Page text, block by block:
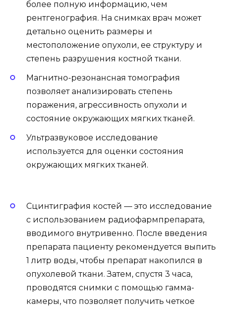
более полную информацию, чем
рентгенография. На снимках врач может
детально оценить размеры и
местоположение опухоли, ее структуру и
степень разрушения костной ткани.
Магнитно-резонансная томография
позволяет анализировать степень
поражения, агрессивность опухоли и
состояние окружающих мягких тканей.
Ультразвуковое исследование
используется для оценки состояния
окружающих мягких тканей.
Сцинтиграфия костей — это исследование
с использованием радиофармпрепарата,
вводимого внутривенно. После введения
препарата пациенту рекомендуется выпить
1 литр воды, чтобы препарат накопился в
опухолевой ткани. Затем, спустя 3 часа,
проводятся снимки с помощью гамма-
камеры, что позволяет получить четкое